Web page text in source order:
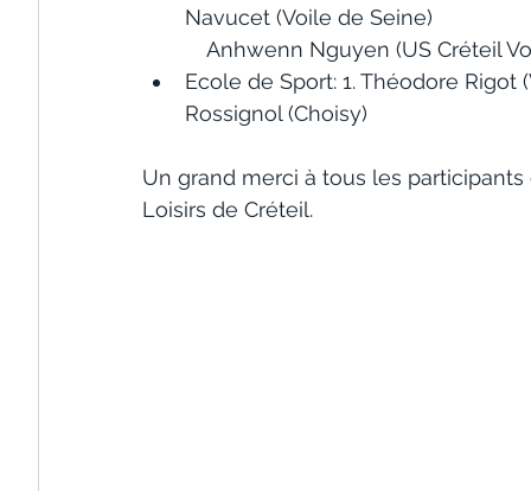
Navucet (Voile de Seine)
Anhwenn Nguyen (US Créteil
Ecole de Sport: 1. Théodore Rigot
Rossignol (Choisy)
Un grand merci à tous les
Loisirs de Créteil.